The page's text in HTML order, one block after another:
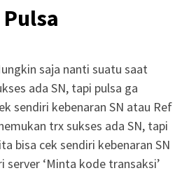
saja nanti suatu saat
ada SN, tapi pulsa ga
sendiri kebenaran SN atau Ref
trx sukses ada SN, tapi
bisa cek sendiri kebenaran SN
‘Minta kode transaksi’